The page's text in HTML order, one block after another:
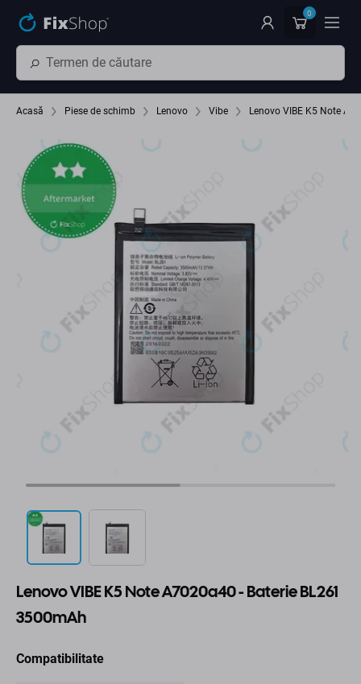
0
Acasă Piese de schimb Lenovo Vibe Lenovo VIBE K5 Note
Lenovo VIBE K5 Note A7020a40 - Baterie BL261
3500mAh
Compatibilitate